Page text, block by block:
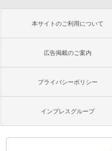
本サイトのご利用について
広告掲載のご案内
プライバシーポリシー
インプレスグループ